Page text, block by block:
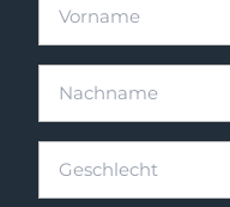
Geschlecht